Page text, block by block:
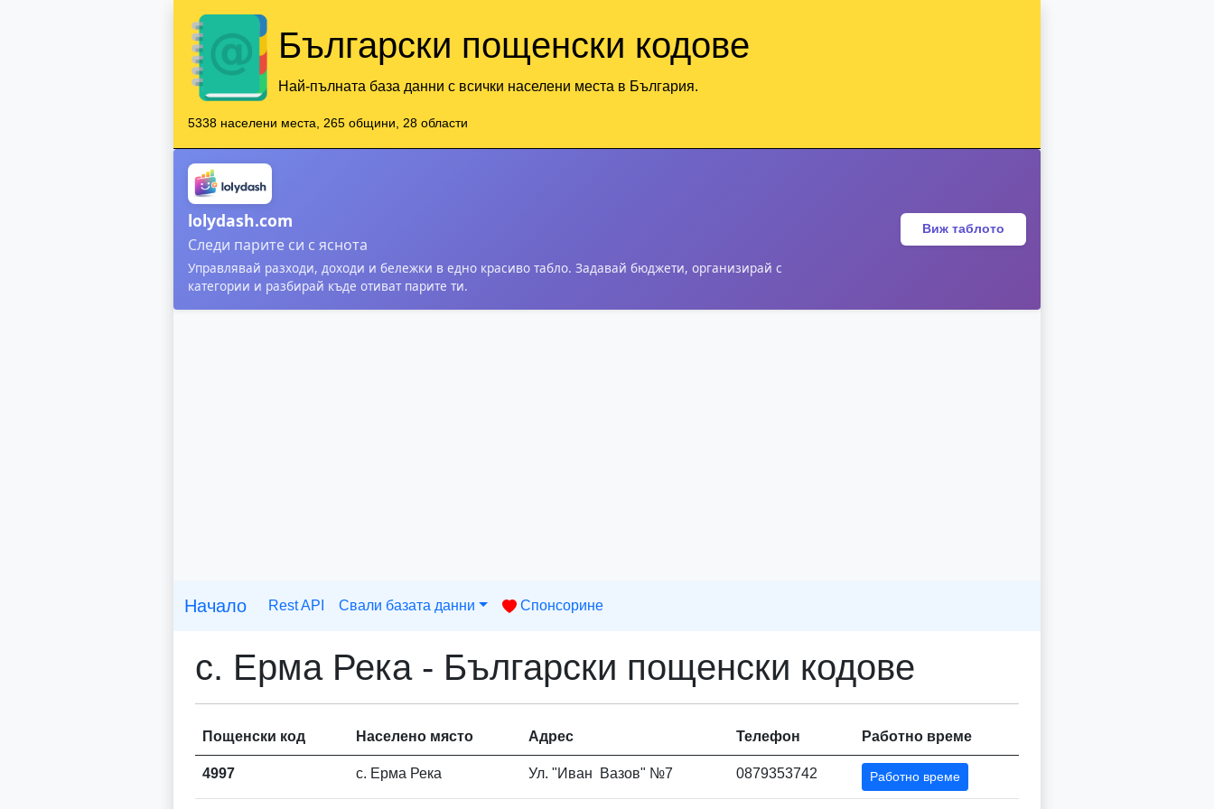
Български пощенски кодове
Най-пълната база данни с всички населени места в България.
5338 населени места, 265 общини, 28 области
lolydash.com
Следи парите си с яснота
Управлявай разходи, доходи и бележки в едно красиво табло. Задавай бюджети, организирай с
категории и разбирай къде отиват парите ти.
Виж таблото
Начало Rest API Свали базата данни Спонсорине
с. Ерма Река - Български пощенски кодове
Пощенски код Населено място Адрес Телефон Работно време
4997 с. Ерма Река Ул. "Иван Вазов" №7 0879353742 Работно време